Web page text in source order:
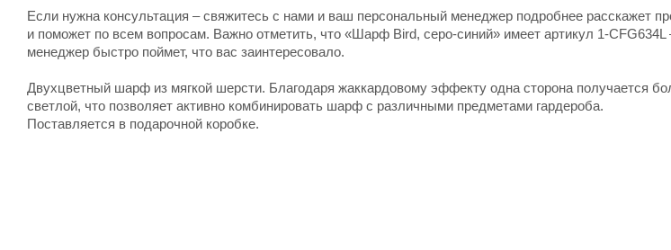
Если нужна консультация – свяжитесь с нами и ваш персональный менеджер подробнее расскажет
и поможет по всем вопросам. Важно отметить, что «Шарф Bird, серо-синий» имеет артикул 1-CFG634L
менеджер быстро поймет, что вас заинтересовало.
Двухцветный шарф из мягкой шерсти. Благодаря жаккардовому эффекту одна сторона получается
светлой, что позволяет активно комбинировать шарф с различными предметами гардероба.
Поставляется в подарочной коробке.